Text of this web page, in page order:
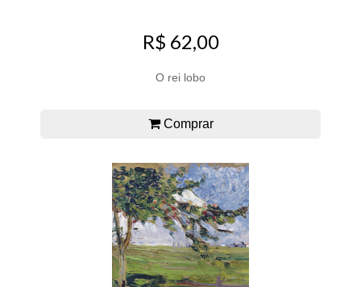
R$ 62,00
O rei lobo
Comprar